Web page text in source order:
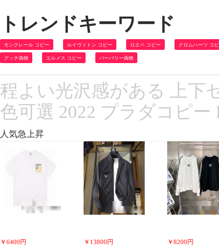
トレンドキーワード
モンクレール コピー ルイヴィトン コピー ロエベ コピー クロムハーツ コ
グッチ偽物 エルメス コピー バーバリー偽物
程よい光沢感がある 上下
色可選 2022 プラダコピー
人気急上昇
￥ 6400 円 ￥ 13800 円 ￥ 8200 円